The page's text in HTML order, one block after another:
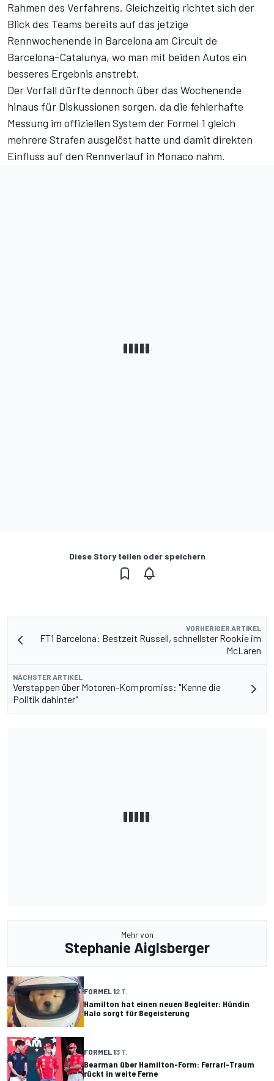
Rahmen des Verfahrens. Gleichzeitig richtet sich der
Blick des Teams bereits auf das jetzige
Rennwochenende in Barcelona am Circuit de
Barcelona-Catalunya, wo man mit beiden Autos ein
besseres Ergebnis anstrebt.
Der Vorfall dürfte dennoch über das Wochenende
hinaus für Diskussionen sorgen, da die fehlerhafte
Messung im offiziellen System der Formel 1 gleich
mehrere Strafen ausgelöst hatte und damit direkten
Einfluss auf den Rennverlauf in Monaco nahm.
Diese Story teilen oder speichern
VORHERIGER ARTIKEL
FT1 Barcelona: Bestzeit Russell, schnellster Rookie im
McLaren
NÄCHSTER ARTIKEL
Verstappen über Motoren-Kompromiss: "Kenne die
Politik dahinter"
Mehr von
Stephanie Aiglsberger
FORMEL 12 T.
Hamilton hat einen neuen Begleiter: Hündin
Halo sorgt für Begeisterung
FORMEL 13 T.
Bearman über Hamilton-Form: Ferrari-Traum
rückt in weite Ferne